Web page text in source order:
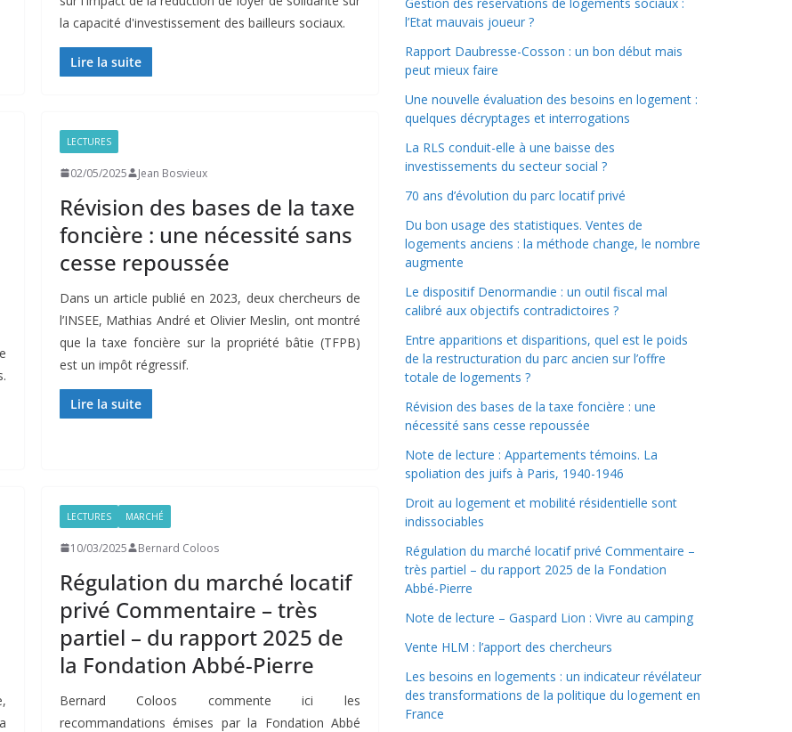
la capacité d'investissement des bailleurs sociaux.
Lire la suite
LECTURES
02/05/2025 Jean Bosvieux
Révision des bases de la taxe
foncière : une nécessité sans
cesse repoussée
Dans un article publié en 2023, deux chercheurs de
l’INSEE, Mathias André et Olivier Meslin, ont montré
que la taxe foncière sur la propriété bâtie (TFPB)
est un impôt régressif.
Lire la suite
LECTURES MARCHÉ
10/03/2025 Bernard Coloos
Régulation du marché locatif
privé Commentaire – très
partiel – du rapport 2025 de
la Fondation Abbé-Pierre
Bernard Coloos commente ici les
recommandations émises par la Fondation Abbé
l’Etat mauvais joueur ?
Rapport Daubresse-Cosson : un bon début mais
peut mieux faire
Une nouvelle évaluation des besoins en logement :
quelques décryptages et interrogations
La RLS conduit-elle à une baisse des
investissements du secteur social ?
70 ans d’évolution du parc locatif privé
Du bon usage des statistiques. Ventes de
logements anciens : la méthode change, le nombre
augmente
Le dispositif Denormandie : un outil fiscal mal
calibré aux objectifs contradictoires ?
Entre apparitions et disparitions, quel est le poids
de la restructuration du parc ancien sur l’offre
totale de logements ?
Révision des bases de la taxe foncière : une
nécessité sans cesse repoussée
Note de lecture : Appartements témoins. La
spoliation des juifs à Paris, 1940-1946
Droit au logement et mobilité résidentielle sont
indissociables
Régulation du marché locatif privé Commentaire –
très partiel – du rapport 2025 de la Fondation
Abbé-Pierre
Note de lecture – Gaspard Lion : Vivre au camping
Vente HLM : l’apport des chercheurs
Les besoins en logements : un indicateur révélateur
des transformations de la politique du logement en
France